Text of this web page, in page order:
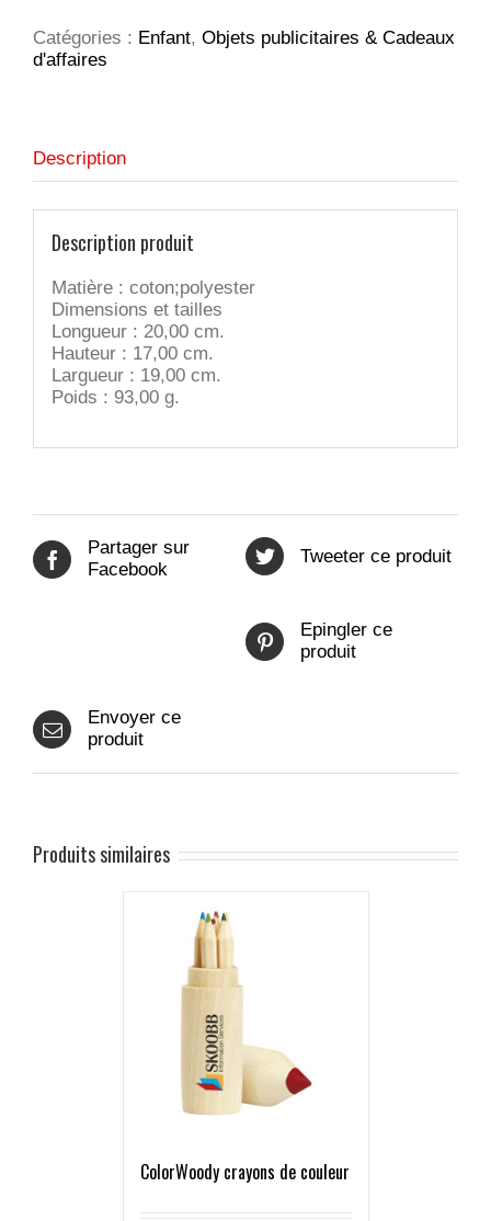
peluche
Catégories : Enfant, Objets publicitaires & Cadeaux
d'affaires
Description
Description produit
Matière : coton;polyester
Dimensions et tailles
Longueur : 20,00 cm.
Hauteur : 17,00 cm.
Largueur : 19,00 cm.
Poids : 93,00 g.
Partager sur
Facebook
Tweeter ce produit
Epingler ce
produit
Envoyer ce
produit
Produits similaires
ColorWoody crayons de couleur